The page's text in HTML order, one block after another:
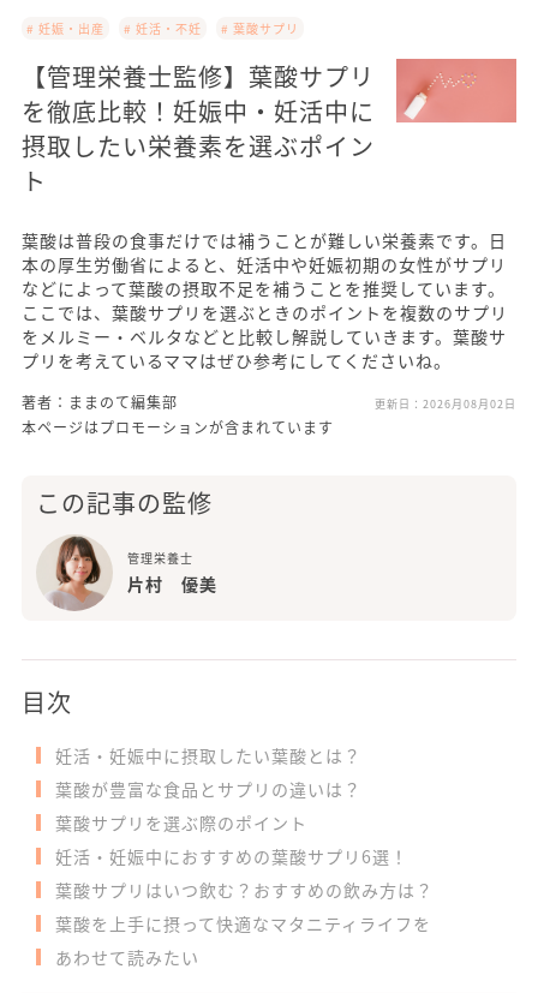
# 妊娠・出産 # 妊活・不妊 # 葉酸サプリ
【管理栄養士監修】葉酸サプリ
を徹底比較！妊娠中・妊活中に
摂取したい栄養素を選ぶポイン
ト
葉酸は普段の食事だけでは補うことが難しい栄養素です。日
本の厚生労働省によると、妊活中や妊娠初期の女性がサプリ
などによって葉酸の摂取不足を補うことを推奨しています。
ここでは、葉酸サプリを選ぶときのポイントを複数のサプリ
をメルミー・ベルタなどと比較し解説していきます。葉酸サ
プリを考えているママはぜひ参考にしてくださいね。
著者：ままのて編集部 更新日： 2026月08月02日
本ページはプロモーションが含まれています
この記事の監修
管理栄養士
片村 優美
目次
妊活・妊娠中に摂取したい葉酸とは？
葉酸が豊富な食品とサプリの違いは？
葉酸サプリを選ぶ際のポイント
妊活・妊娠中におすすめの葉酸サプリ6選！
葉酸サプリはいつ飲む？おすすめの飲み方は？
葉酸を上手に摂って快適なマタニティライフを
あわせて読みたい